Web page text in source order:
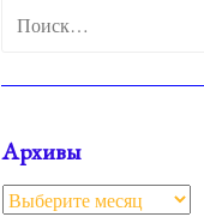
Найти:
Архивы
Архивы